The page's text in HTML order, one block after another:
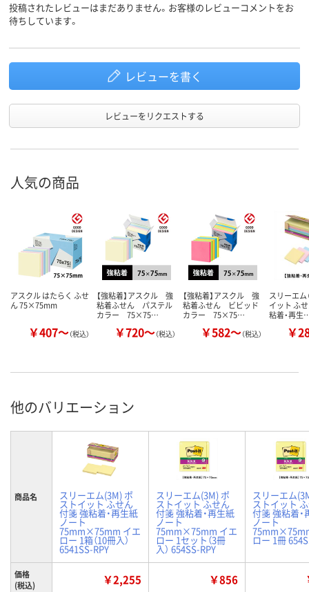
アスクル
商品環境
投稿されたレビューはまだありません。お客様のレビューコメントをお
待ちしています。
レビューを書く
レビューをリクエストする
人気の商品
アスクル はたらく ふせ
ん 75×75mm
￥407～（税込）
【強粘着】アスクル 強
粘着ふせん パステル
カラー 75×75…
￥720～（税込）
【強粘着】アスクル 強
粘着ふせん ビビッド
カラー 75×75…
￥582～（税込）
スリーエム
イット ふ
粘着・再生
￥
他のバリエーション
商品名 スリーエム(3M) ポ
ストイット ふせん
付箋 強粘着・再生紙
ノート
75mm×75mm イエ
ロー 1箱（10冊入）
6541SS-RPY
スリーエム(3M) ポ
ストイット ふせん
付箋 強粘着・再生紙
ノート
75mm×75mm イエ
ロー 1セット（3冊
入） 654SS-RPY
スリーエム
ストイット
付箋 強粘着・
ノート
ロー 1冊
価格
(税込)
￥2,255 ￥856